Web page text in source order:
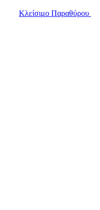
Κλείσιμο Παραθύρου